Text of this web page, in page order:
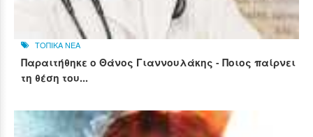
ΤΟΠΙΚΑ ΝΕΑ
Παραιτήθηκε ο Θάνος Γιαννουλάκης - Ποιος παίρνει
τη θέση του...